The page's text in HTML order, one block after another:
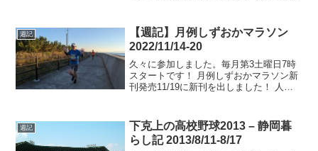
週記
【週記】月例しずおかマラソン
2022/11/14-20
久々に参加しました。毎月第3土曜日7時
スタートです！ 月例しずおかマラソン新
刊発売11/19に新刊を出しました！ 人気
アフィリエイト本です。一生懸命書きま
した。たくさんの...
週記
下克上の高校野球2013 – 静岡暮
らし記 2013/8/11-8/17